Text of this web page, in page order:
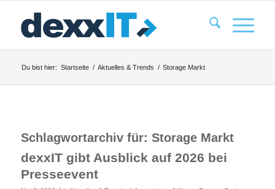
Du bist hier: Startseite / Aktuelles & Trends / Storage Markt
Schlagwortarchiv für: Storage Markt
dexxIT gibt Ausblick auf 2026 bei
Presseevent